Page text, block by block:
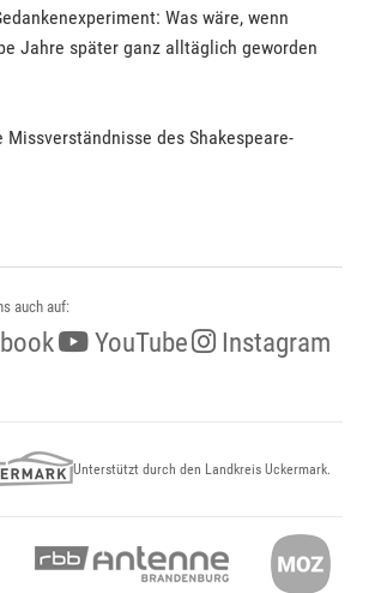
Was wäre, wenn
Jahre später ganz alltäglich geworden
des Shakespeare-
auch auf:
YouTube Instagram
Unterstützt durch den Landkreis Uckermark.